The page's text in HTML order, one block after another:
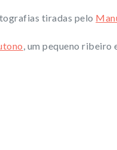
tiradas pelo
, um pequeno ribeiro